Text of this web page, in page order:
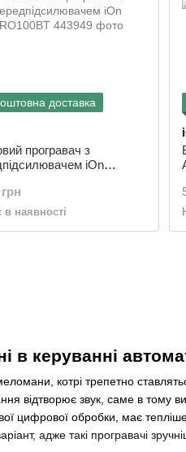
в керуванні
котрі трепетно
відтворює звук, саме в тому
цифрової обробки, має
адже такі програвачі
доставка
програвач з
iOn
в наявності